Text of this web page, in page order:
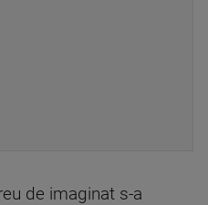
de imaginat s-a